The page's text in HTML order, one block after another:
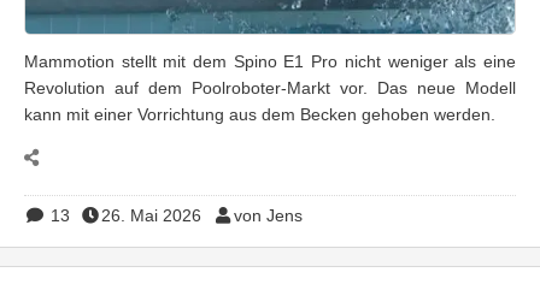
Mammotion stellt mit dem Spino E1 Pro nicht weniger als eine
Revolution auf dem Poolroboter-Markt vor. Das neue Modell
kann mit einer Vorrichtung aus dem Becken gehoben werden.
13 26. Mai 2026 von Jens